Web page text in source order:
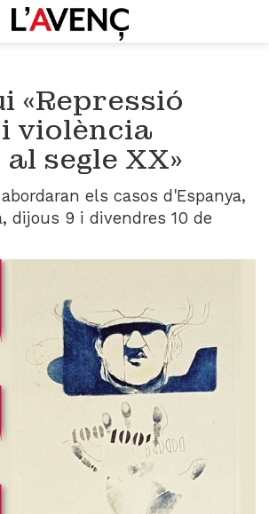
LOCAL
«Repressió
violència
segle XX»
els casos d'Espanya,
dijous 9 i divendres 10 de